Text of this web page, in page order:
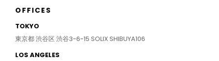
OFFICES
TOKYO
東京都 渋谷区 渋谷3-6-15 SOLIX SHIBUYA106
LOS ANGELES